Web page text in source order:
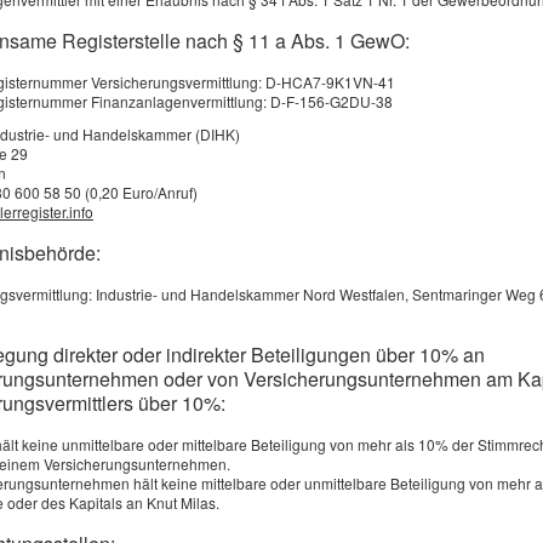
allerdings nicht versichert. Keine Leistungen gibt es
Die Dread-Disease-Versicherung ist deshalb nicht
Gute Produkte
aktiv gestaltet, ist besonders häufig von Unfällen
durch einen schweren Sport-, Urlaubs-, Arbeits- oder
im Ernstfall, wer eine Unfall­ver­si­che­rung besitzt und
Registerstelle nach § 11 a Abs. 1 GewO:
Versicherungsvermittlung: D-HCA7-9K1VN-41
Finanzanlagenvermittlung: D-F-156-G2DU-38
und Handelskammer (DIHK)
29
600 58 50 (0,20 Euro/Anruf)
Industrie- und Handelskammer Nord Westfalen, Sentmaringer Weg
direkter oder indirekter Beteiligungen über 10% an
oder von Versicherungsunternehmen am
über 10%:
keine unmittelbare oder mittelbare Beteiligung von mehr als 10% der
Versicherungsunternehmen.
hält keine mittelbare oder unmittelbare Beteiligung von mehr
oder des Kapitals an Knut Milas.